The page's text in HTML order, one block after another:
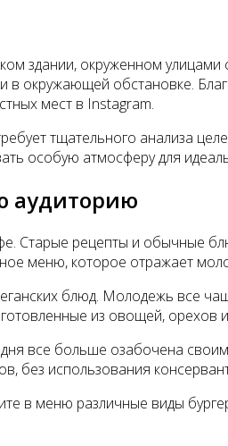
здании, окруженном
окружающей обстановке.
мест в Instagram.
тщательного анализа
особую атмосферу для
аудиторию
Старые рецепты и обычные
меню, которое отражает
блюд. Молодежь все
из овощей, орехов
все больше озабочена
без использования
в меню различные виды